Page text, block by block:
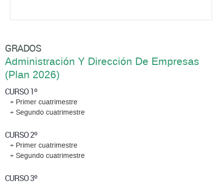
GRADOS
Administración Y Dirección De Empresas
(Plan 2026)
CURSO 1º
+ Primer cuatrimestre
+ Segundo cuatrimestre
CURSO 2º
+ Primer cuatrimestre
+ Segundo cuatrimestre
CURSO 3º